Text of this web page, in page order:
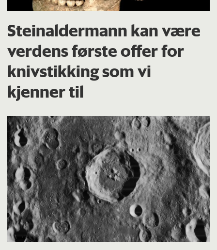
Steinaldermann kan være
verdens første offer for
knivstikking som vi
kjenner til